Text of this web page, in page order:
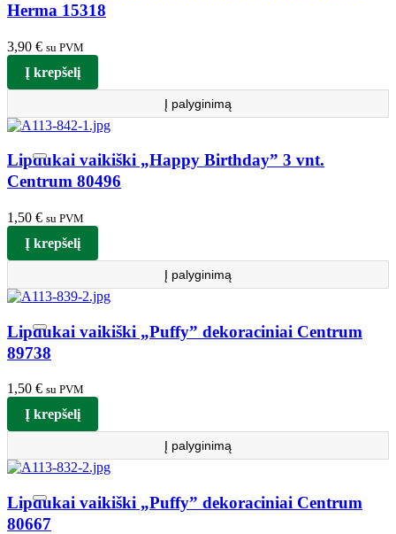
Herma 15318
3,90 € su PVM
Į krepšelį
Į palyginimą
Lipdukai vaikiški „Happy Birthday” 3 vnt.
Centrum 80496
1,50 € su PVM
Į krepšelį
Į palyginimą
Lipdukai vaikiški „Puffy” dekoraciniai Centrum
89738
1,50 € su PVM
Į krepšelį
Į palyginimą
Lipdukai vaikiški „Puffy” dekoraciniai Centrum
80667